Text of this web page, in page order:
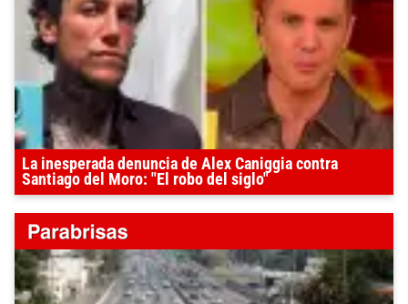
La inesperada denuncia de Alex Caniggia contra
Santiago del Moro: "El robo del siglo"